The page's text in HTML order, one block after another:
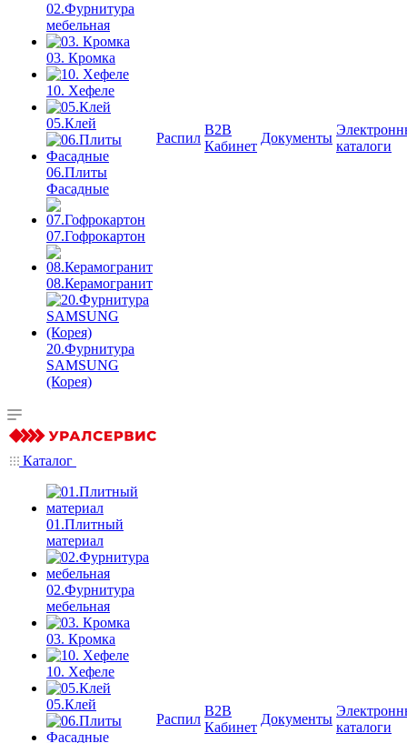
02.Фурнитура
мебельная
03. Кромка
10. Хефеле
05.Клей
06.Плиты
Фасадные
07.Гофрокартон
08.Керамогранит
20.Фурнитура
SAMSUNG
(Корея)
Распил
B2B
Кабинет
Документы
каталоги
Каталог
01.Плитный
материал
02.Фурнитура
мебельная
03. Кромка
10. Хефеле
05.Клей
Распил
B2B
Кабинет
Документы
каталоги